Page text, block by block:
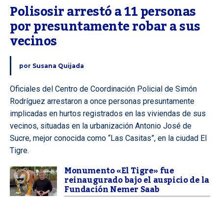
Polisosir arrestó a 11 personas
por presuntamente robar a sus
vecinos
por Susana Quijada
Oficiales del Centro de Coordinación Policial de Simón
Rodríguez arrestaron a once personas presuntamente
implicadas en hurtos registrados en las viviendas de sus
vecinos, situadas en la urbanización Antonio José de
Sucre, mejor conocida como “Las Casitas”, en la ciudad El
Tigre.
Monumento «El Tigre» fue
reinaugurado bajo el auspicio de la
Fundación Nemer Saab